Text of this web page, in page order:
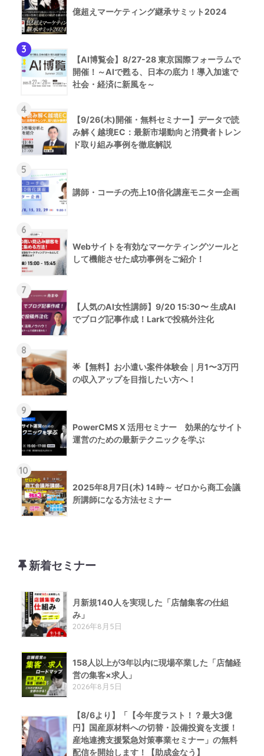
億超えマーケティング継承サミット2024
3
【AI博覧会】8/27-28 東京国際フォーラムで
開催！～AIで甦る、日本の底力！導入加速で
社会・経済に新風を～
4
【9/26(木)開催・無料セミナー】データで読
み解く越境EC：最新市場動向と消費者トレン
ド取り組み事例を徹底解説
5
講師・コーチの売上10倍化講座モニター企画
6
Webサイトを有効なマーケティングツールと
して機能させた成功事例をご紹介！
7
【人気のAI女性講師】9/20 15:30〜 生成AI
でブログ記事作成！Larkで投稿外注化
8
🌟【無料】お小遣い案件体験会｜月1〜3万円
の収入アップを目指したい方へ！
9
PowerCMS X 活用セミナー 効果的なサイト
運営のための最新テクニックを学ぶ
10
2025年8月7日(木) 14時～ ゼロから商工会議
所講師になる方法セミナー
新着セミナー
月新規140人を実現した「店舗集客の仕組
み」
2026年8月5日
158人以上が3年以内に現場卒業した「店舗経
営の集客×求人」
2026年8月5日
【8/6より】「【今年度ラスト！？最大3億
円】国産原材料への切替・設備投資を支援！
産地連携支援緊急対策事業セミナー」の無料
配信を開始します！【助成金なう】